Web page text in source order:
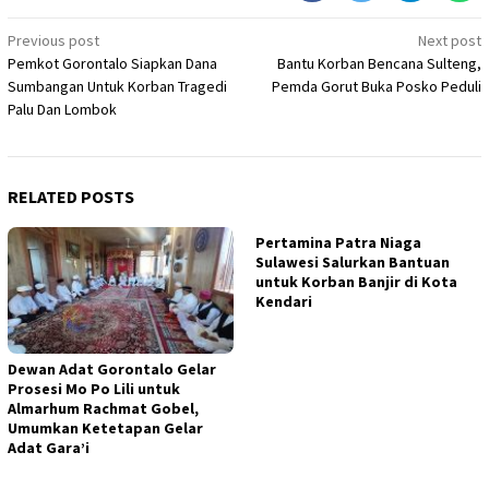
Post
navigation
Previous post
Pemkot Gorontalo Siapkan Dana
Sumbangan Untuk Korban Tragedi
Palu Dan Lombok
Next post
Bantu Korban Bencana Sulteng,
Pemda Gorut Buka Posko Peduli
RELATED POSTS
Dewan Adat Gorontalo Gelar
Prosesi Mo Po Lili untuk
Almarhum Rachmat Gobel,
Umumkan Ketetapan Gelar
Adat Gara’i
Pertamina Patra Niaga
Sulawesi Salurkan Bantuan
untuk Korban Banjir di Kota
Kendari